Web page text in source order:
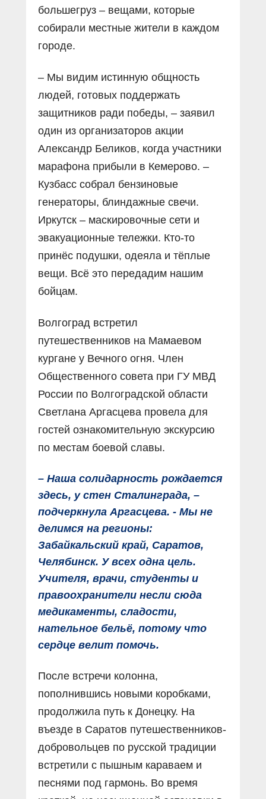
большегруз – вещами, которые
собирали местные жители в каждом
городе.
– Мы видим истинную общность
людей, готовых поддержать
защитников ради победы, – заявил
один из организаторов акции
Александр Беликов, когда участники
марафона прибыли в Кемерово. –
Кузбасс собрал бензиновые
генераторы, блиндажные свечи.
Иркутск – маскировочные сети и
эвакуационные тележки. Кто-то
принёс подушки, одеяла и тёплые
вещи. Всё это передадим нашим
бойцам.
Волгоград встретил
путешественников на Мамаевом
кургане у Вечного огня. Член
Общественного совета при ГУ МВД
России по Волгоградской области
Светлана Аргасцева провела для
гостей ознакомительную экскурсию
по местам боевой славы.
– Наша солидарность рождается
здесь, у стен Сталинграда, –
подчеркнула Аргасцева. - Мы не
делимся на регионы:
Забайкальский край, Саратов,
Челябинск. У всех одна цель.
Учителя, врачи, студенты и
правоохранители несли сюда
медикаменты, сладости,
нательное бельё, потому что
сердце велит помочь.
После встречи колонна,
пополнившись новыми коробками,
продолжила путь к Донецку. На
въезде в Саратов путешественников-
добровольцев по русской традиции
встретили с пышным караваем и
песнями под гармонь. Во время